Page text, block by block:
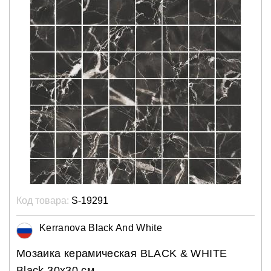
Код товара: S-19291
Kerranova Black And White
Мозаика керамическая BLACK & WHITE